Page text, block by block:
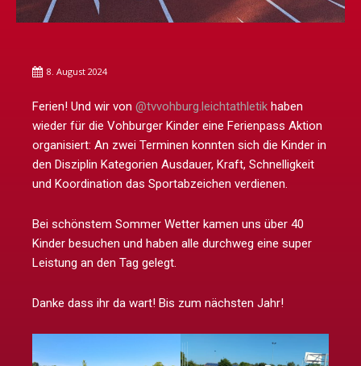
8. August 2024
Ferien! Und wir von @tvvohburg.leichtathletik haben
wieder für die Vohburger Kinder eine Ferienpass Aktion
organisiert: An zwei Terminen konnten sich die Kinder in
den Disziplin Kategorien Ausdauer, Kraft, Schnelligkeit
und Koordination das Sportabzeichen verdienen.
Bei schönstem Sommer Wetter kamen uns über 40
Kinder besuchen und haben alle durchweg eine super
Leistung an den Tag gelegt.
Danke dass ihr da wart! Bis zum nächsten Jahr!